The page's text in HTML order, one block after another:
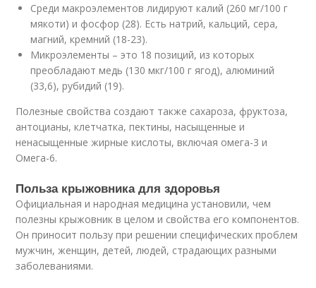
Среди макроэлементов лидируют калий (260 мг/100 г
мякоти) и фосфор (28). Есть натрий, кальций, сера,
магний, кремний (18-23).
Микроэлементы – это 18 позиций, из которых
преобладают медь (130 мкг/100 г ягод), алюминий
(33,6), рубидий (19).
Полезные свойства создают также сахароза, фруктоза,
антоцианы, клетчатка, пектины, насыщенные и
ненасыщенные жирные кислоты, включая омега-3 и
Омега-6.
Польза крыжовника для здоровья
Официальная и народная медицина установили, чем
полезны крыжовник в целом и свойства его компонентов.
Он приносит пользу при решении специфических проблем
мужчин, женщин, детей, людей, страдающих разными
заболеваниями.